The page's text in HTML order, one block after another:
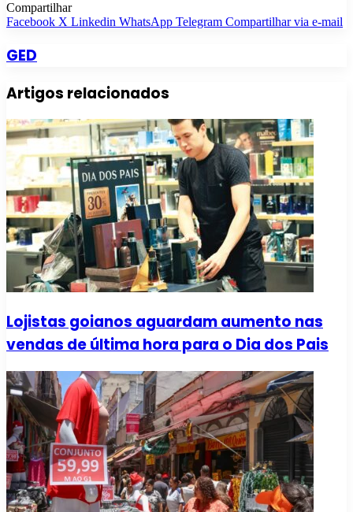
Compartilhar
Facebook X Linkedin WhatsApp Telegram Compartilhar via e-mail
GED
Artigos relacionados
Lojistas goianos aguardam aumento nas
vendas de última hora para o Dia dos Pais